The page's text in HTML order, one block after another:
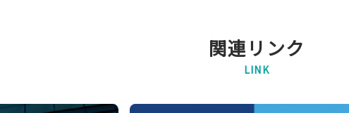
関連リンク
LINK